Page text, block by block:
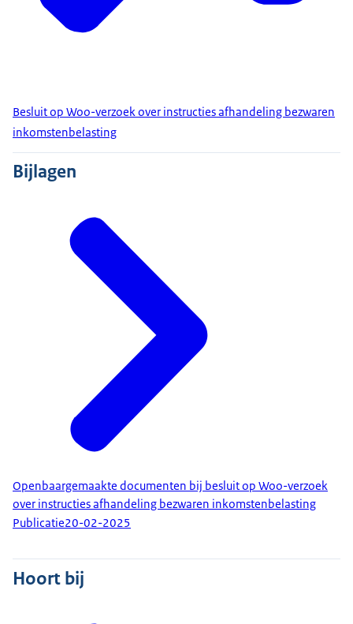
Besluit op Woo-verzoek over instructies afhandeling bezwaren
inkomstenbelasting
Bijlagen
Openbaargemaakte documenten bij besluit op Woo-verzoek
over instructies afhandeling bezwaren inkomstenbelasting
Publicatie20-02-2025
Hoort bij